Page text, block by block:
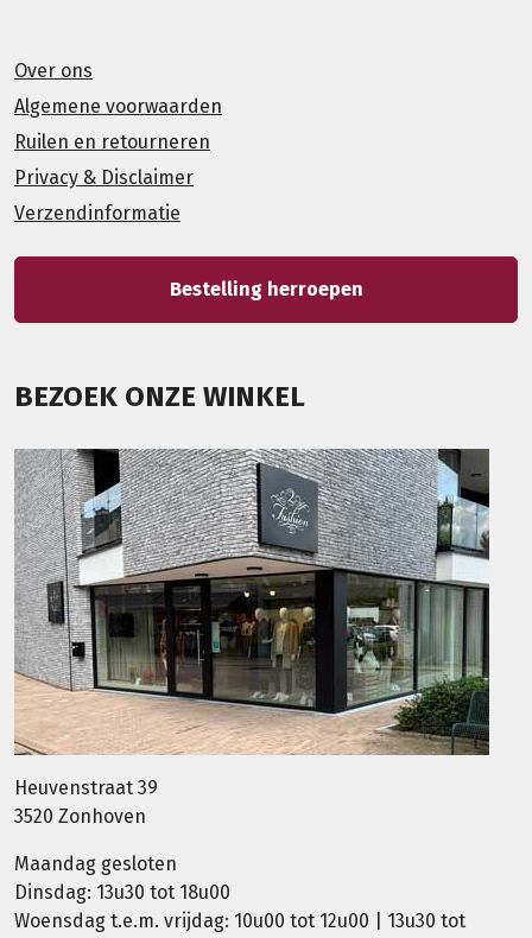
Over ons
Algemene voorwaarden
Ruilen en retourneren
Privacy & Disclaimer
Verzendinformatie
Bestelling herroepen
BEZOEK ONZE WINKEL
Heuvenstraat 39
3520 Zonhoven
Maandag gesloten
Dinsdag: 13u30 tot 18u00
Woensdag t.e.m. vrijdag: 10u00 tot 12u00 | 13u30 tot